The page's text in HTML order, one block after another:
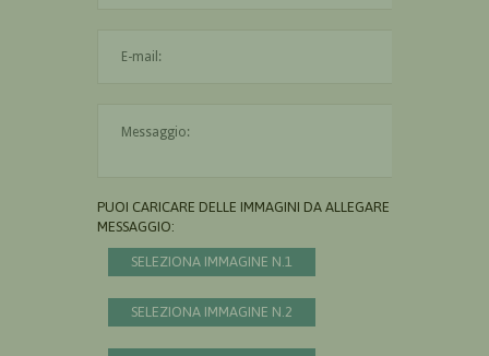
PUOI CARICARE DELLE IMMAGINI DA ALLEGARE AL
MESSAGGIO:
SELEZIONA IMMAGINE N.1
SELEZIONA IMMAGINE N.2